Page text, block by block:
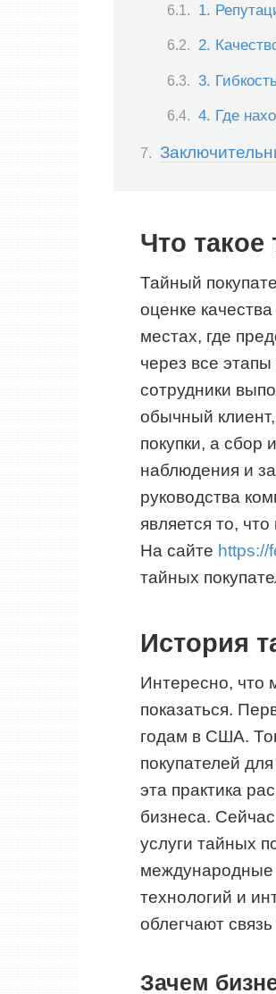
1.
2.
3.
4. Где
Что
Тайный
оценке
местах, где
через все этапы
сотрудники
обычный
покупки, а
наблюдения и
руководства
является то,
На сайте https://
тайных
История
Интересно, что
показаться.
годам в США.
покупателей
эта практика
бизнеса.
услуги тайных
международные
технологий и
облегчают
Зачем